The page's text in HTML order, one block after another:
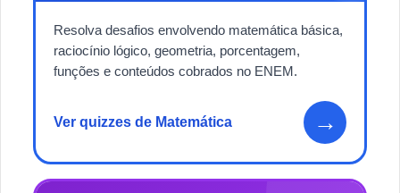
Resolva desafios envolvendo matemática básica,
raciocínio lógico, geometria, porcentagem,
funções e conteúdos cobrados no ENEM.
Ver quizzes de Matemática →